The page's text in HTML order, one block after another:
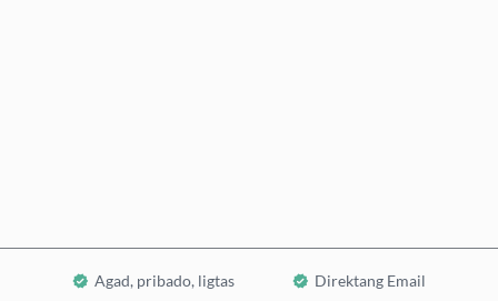
Agad, pribado, ligtas Direktang Email